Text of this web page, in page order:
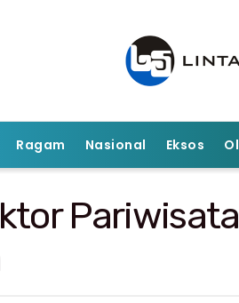
Ragam Nasional Eksos
Pariwisata